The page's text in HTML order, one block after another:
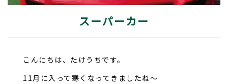
スーパーカー
こんにちは、たけうちです。
11月に入って寒くなってきましたね～